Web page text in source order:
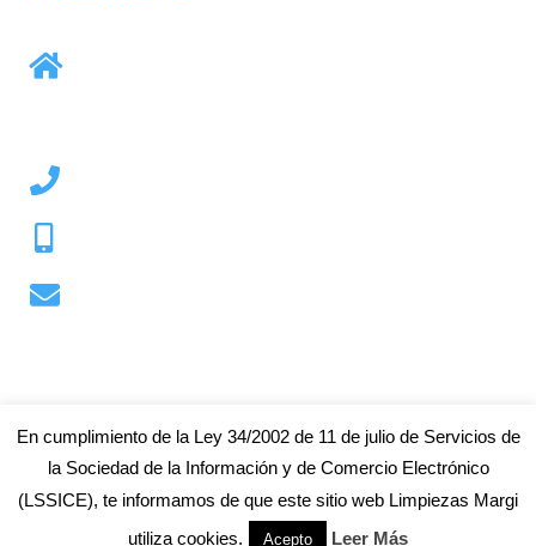
2018 – 2020 Limpiezas Margi | Web desarrollada por AledaSoft
En cumplimiento de la Ley 34/2002 de 11 de julio de Servicios de
la Sociedad de la Información y de Comercio Electrónico
(LSSICE), te informamos de que este sitio web Limpiezas Margi
utiliza cookies.
Acepto Leer Más